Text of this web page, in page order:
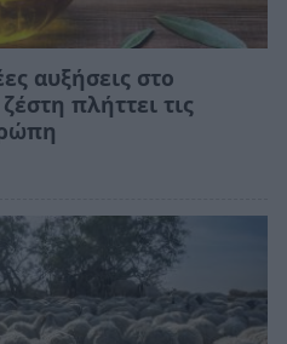
αυξήσεις στο
πλήττει τις